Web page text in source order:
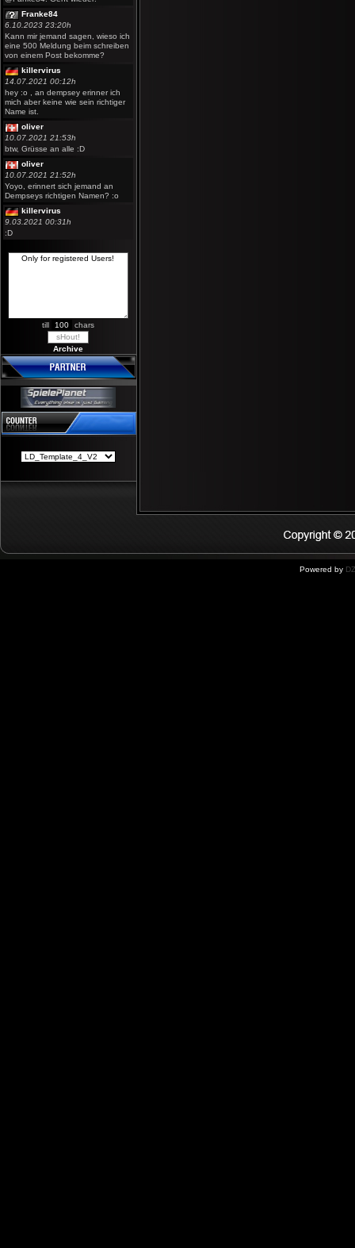
Franke84
6.10.2023 23:20h
Kann mir jemand sagen, wieso ich
eine 500 Meldung beim schreiben
von einem Post bekomme?
killervirus
14.07.2021 00:12h
hey :o , an dempsey erinner ich
mich aber keine wie sein richtiger
Name ist.
oliver
10.07.2021 21:53h
btw, Grüsse an alle :D
oliver
10.07.2021 21:52h
Yoyo, erinnert sich jemand an
Dempseys richtigen Namen? :o
killervirus
9.03.2021 00:31h
:D
till chars
Archive
Powered by